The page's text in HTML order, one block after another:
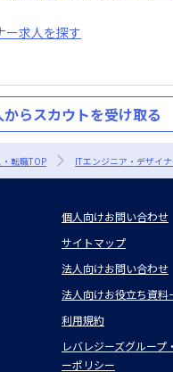
ー求人を探す
らスカウトを受け取る
転職TOP ITエンジニア・デザイ
個人向けお問い合わせ
サイトマップ
法人向けお問い合わせ
法人向けお役立ち資料
利用規約
レバレジーズグループ
ーポリシー